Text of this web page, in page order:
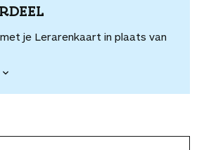
je Lerarenkaart in plaats van